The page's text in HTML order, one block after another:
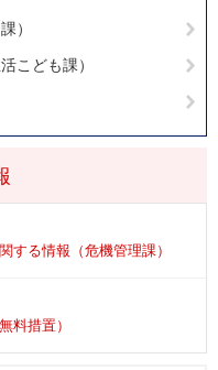
する情報（危機管理課）
料措置）
）
こども課）